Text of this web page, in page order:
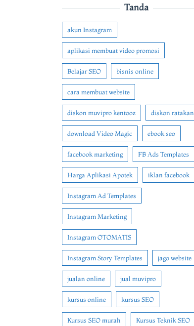
Tanda
akun Instagram
aplikasi membuat video promosi
Belajar SEO bisnis online
cara membuat website
diskon muvipro kentooz diskon ratakan
download Video Magic ebook seo
facebook marketing FB Ads Templates
Harga Aplikasi Apotek iklan facebook
Instagram Ad Templates
Instagram Marketing
Instagram OTOMATIS
Instagram Story Templates jago website
jualan online jual muvipro
kursus online kursus SEO
Kursus SEO murah Kursus Teknik SEO